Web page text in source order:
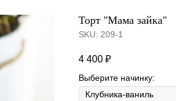
Торт "Мама зайка"
SKU: 209-1
4 400 ₽
Выберите начинку: